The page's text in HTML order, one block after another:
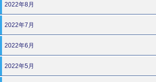
2022年8月
2022年7月
2022年6月
2022年5月